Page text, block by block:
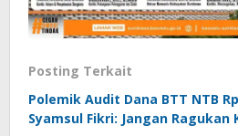
Posting Terkait
Polemik Audit Dana BTT NTB
Syamsul Fikri: Jangan Ragukan